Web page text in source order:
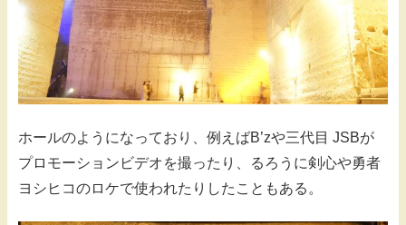
ホールのようになっており、例えばB’zや三代目 JSBが
プロモーションビデオを撮ったり、るろうに剣心や勇者
ヨシヒコのロケで使われたりしたこともある。